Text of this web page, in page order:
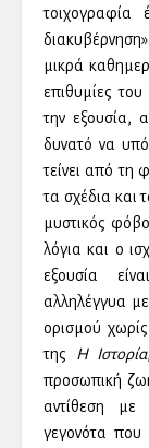
τοιχογραφία
μικρά
επιθυμίες του
την εξουσία,
δυνατό να
τείνει από τη
τα σχέδια και
μυστικός
λόγια και ο
εξουσία
αλληλέγγυα
ορισμού
της Η Ιστορία
προσωπική
αντίθεση με
γεγονότα που